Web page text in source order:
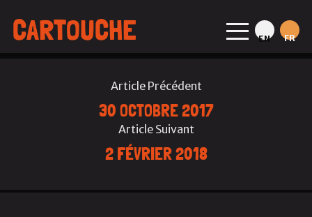
CARTOUCHE EN FR
Article Précédent
30 OCTOBRE 2017
Article Suivant
2 FÉVRIER 2018